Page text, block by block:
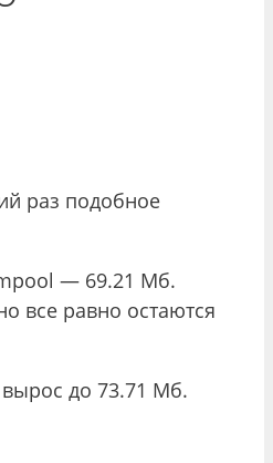
раз подобное
— 69.21 Мб.
все равно остаются
вырос до 73.71 Мб.